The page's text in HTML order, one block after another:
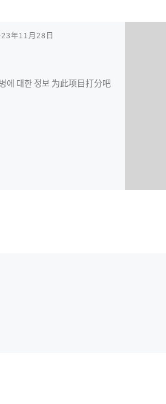
年11月28日
에 대한 정보 为此项目打分吧